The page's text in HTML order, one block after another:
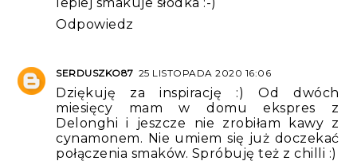
Odpowiedz
SERDUSZKO87 25 LISTOPADA 2020 16:06
Dziękuję za inspirację :) Od dwóch
miesięcy mam w domu ekspres z
Delonghi i jeszcze nie zrobiłam kawy z
cynamonem. Nie umiem się już doczekać
połączenia smaków. Spróbuję też z chilli :)